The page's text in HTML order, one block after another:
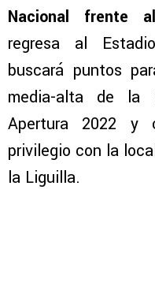
Nacional frente
regresa al
buscará puntos
media-alta de la
Apertura 2022 y
privilegio con la
la Liguilla.